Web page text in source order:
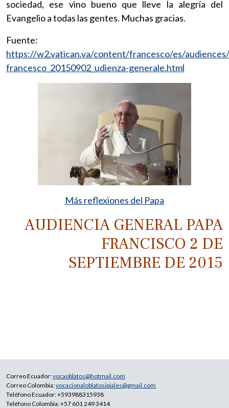
sociedad, ese vino bueno que lleve la alegría del
Evangelio a todas las gentes. Muchas gracias.
Fuente:
https://w2.vatican.va/content/francesco/es/
francesco_20150902_udienza-generale.html
Más reflexiones del Papa
AUDIENCIA GENERAL PAPA
FRANCISCO 2 DE
SEPTIEMBRE DE 2015
Correo Ecuador:vocaoblatos@hotmail.com
Correo Colombia:vocacionaloblatosipiales@gmail.com
Teléfono Ecuador: +593988315938
Teléfono Colombia: +57 601 249 3414